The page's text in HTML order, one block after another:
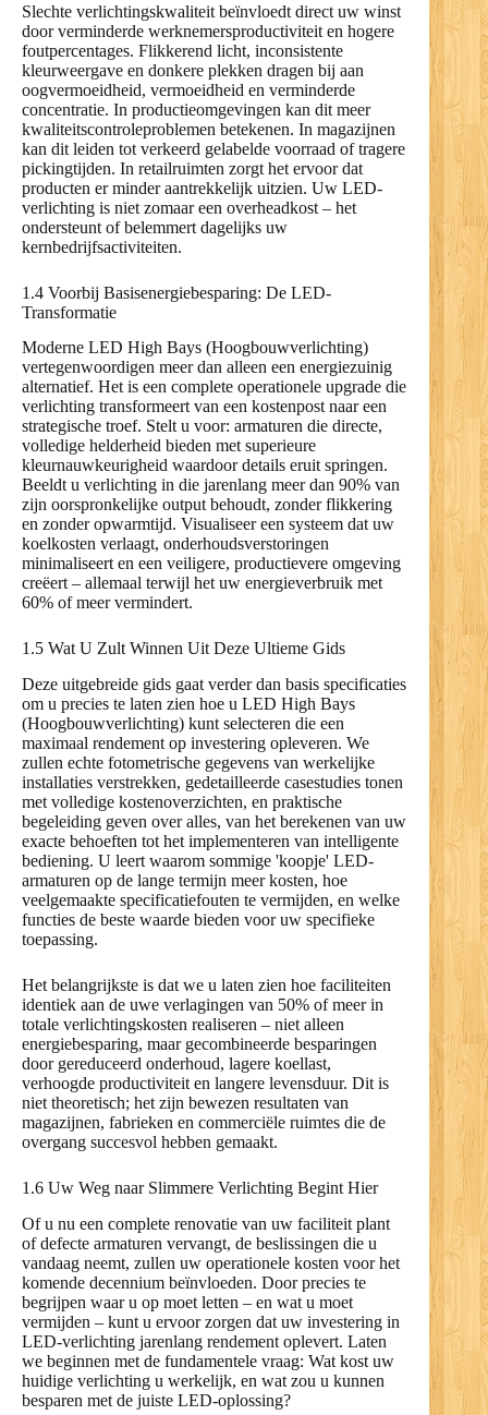
Slechte verlichtingskwaliteit beïnvloedt direct uw winst
door verminderde werknemersproductiviteit en hogere
foutpercentages. Flikkerend licht, inconsistente
kleurweergave en donkere plekken dragen bij aan
oogvermoeidheid, vermoeidheid en verminderde
concentratie. In productieomgevingen kan dit meer
kwaliteitscontroleproblemen betekenen. In magazijnen
kan dit leiden tot verkeerd gelabelde voorraad of tragere
pickingtijden. In retailruimten zorgt het ervoor dat
producten er minder aantrekkelijk uitzien. Uw LED-
verlichting is niet zomaar een overheadkost – het
ondersteunt of belemmert dagelijks uw
kernbedrijfsactiviteiten.
1.4 Voorbij Basisenergiebesparing: De LED-
Transformatie
Moderne LED High Bays (Hoogbouwverlichting)
vertegenwoordigen meer dan alleen een energiezuinig
alternatief. Het is een complete operationele upgrade die
verlichting transformeert van een kostenpost naar een
strategische troef. Stelt u voor: armaturen die directe,
volledige helderheid bieden met superieure
kleurnauwkeurigheid waardoor details eruit springen.
Beeldt u verlichting in die jarenlang meer dan 90% van
zijn oorspronkelijke output behoudt, zonder flikkering
en zonder opwarmtijd. Visualiseer een systeem dat uw
koelkosten verlaagt, onderhoudsverstoringen
minimaliseert en een veiligere, productievere omgeving
creëert – allemaal terwijl het uw energieverbruik met
60% of meer vermindert.
1.5 Wat U Zult Winnen Uit Deze Ultieme Gids
Deze uitgebreide gids gaat verder dan basis specificaties
om u precies te laten zien hoe u LED High Bays
(Hoogbouwverlichting) kunt selecteren die een
maximaal rendement op investering opleveren. We
zullen echte fotometrische gegevens van werkelijke
installaties verstrekken, gedetailleerde casestudies tonen
met volledige kostenoverzichten, en praktische
begeleiding geven over alles, van het berekenen van uw
exacte behoeften tot het implementeren van intelligente
bediening. U leert waarom sommige 'koopje' LED-
armaturen op de lange termijn meer kosten, hoe
veelgemaakte specificatiefouten te vermijden, en welke
functies de beste waarde bieden voor uw specifieke
toepassing.
Het belangrijkste is dat we u laten zien hoe faciliteiten
identiek aan de uwe verlagingen van 50% of meer in
totale verlichtingskosten realiseren – niet alleen
energiebesparing, maar gecombineerde besparingen
door gereduceerd onderhoud, lagere koellast,
verhoogde productiviteit en langere levensduur. Dit is
niet theoretisch; het zijn bewezen resultaten van
magazijnen, fabrieken en commerciële ruimtes die de
overgang succesvol hebben gemaakt.
1.6 Uw Weg naar Slimmere Verlichting Begint Hier
Of u nu een complete renovatie van uw faciliteit plant
of defecte armaturen vervangt, de beslissingen die u
vandaag neemt, zullen uw operationele kosten voor het
komende decennium beïnvloeden. Door precies te
begrijpen waar u op moet letten – en wat u moet
vermijden – kunt u ervoor zorgen dat uw investering in
LED-verlichting jarenlang rendement oplevert. Laten
we beginnen met de fundamentele vraag: Wat kost uw
huidige verlichting u werkelijk, en wat zou u kunnen
besparen met de juiste LED-oplossing?